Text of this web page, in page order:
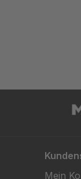
Mein